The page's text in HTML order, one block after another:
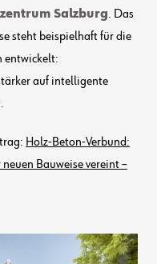
Salzburg. Das
steht beispielhaft für die
entwickelt:
auf intelligente
Holz-Beton-Verbund:
Bauweise vereint –